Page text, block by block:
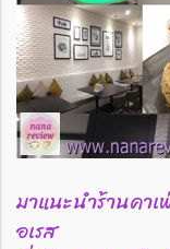
มาแนะนำร้านคา
อเรส